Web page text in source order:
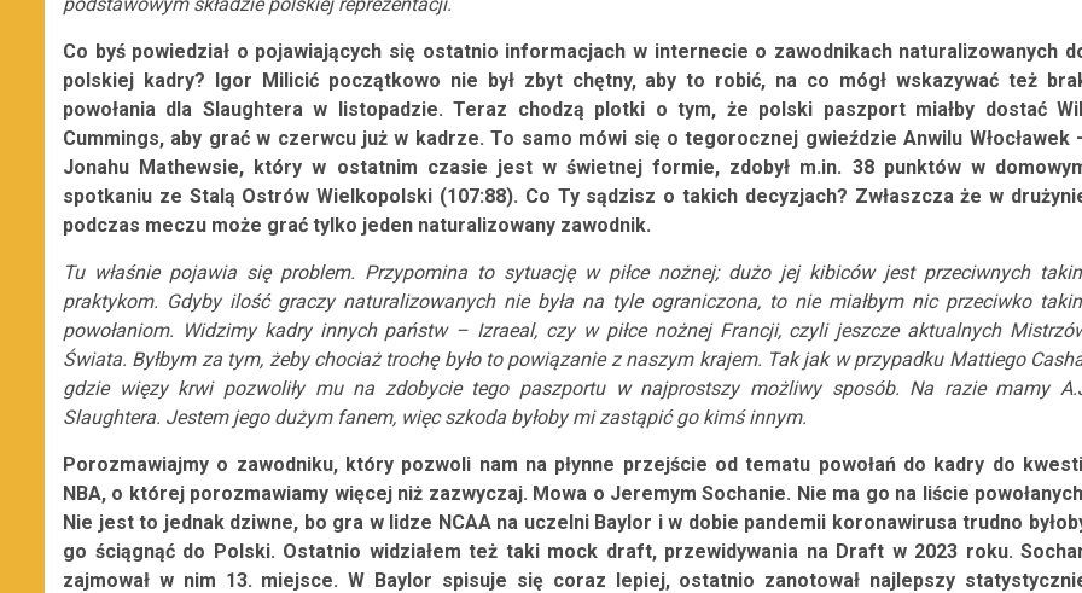
Co byś powiedział o pojawiających się ostatnio informacjach w internecie o zawodnikach naturalizowanych
polskiej kadry? Igor Milicić początkowo nie był zbyt chętny, aby to robić, na co mógł wskazywać też
powołania dla Slaughtera w listopadzie. Teraz chodzą plotki o tym, że polski paszport miałby dostać
Cummings, aby grać w czerwcu już w kadrze. To samo mówi się o tegorocznej gwieździe Anwilu Włocławek
Jonahu Mathewsie, który w ostatnim czasie jest w świetnej formie, zdobył m.in. 38 punktów w
spotkaniu ze Stalą Ostrów Wielkopolski (107:88). Co Ty sądzisz o takich decyzjach? Zwłaszcza że w
podczas meczu może grać tylko jeden naturalizowany zawodnik.
Tu właśnie pojawia się problem. Przypomina to sytuację w piłce nożnej; dużo jej kibiców jest przeciwnych
praktykom. Gdyby ilość graczy naturalizowanych nie była na tyle ograniczona, to nie miałbym nic przeciwko
powołaniom. Widzimy kadry innych państw – Izraeal, czy w piłce nożnej Francji, czyli jeszcze aktualnych
Świata. Byłbym za tym, żeby chociaż trochę było to powiązanie z naszym krajem. Tak jak w przypadku Mattiego
gdzie więzy krwi pozwoliły mu na zdobycie tego paszportu w najprostszy możliwy sposób. Na razie mamy
Slaughtera. Jestem jego dużym fanem, więc szkoda byłoby mi zastąpić go kimś innym.
Porozmawiajmy o zawodniku, który pozwoli nam na płynne przejście od tematu powołań do kadry do
NBA, o której porozmawiamy więcej niż zazwyczaj. Mowa o Jeremym Sochanie. Nie ma go na liście
Nie jest to jednak dziwne, bo gra w lidze NCAA na uczelni Baylor i w dobie pandemii koronawirusa trudno
go ściągnąć do Polski. Ostatnio widziałem też taki mock draft, przewidywania na Draft w 2023 roku.
zajmował w nim 13. miejsce. W Baylor spisuje się coraz lepiej, ostatnio zanotował najlepszy